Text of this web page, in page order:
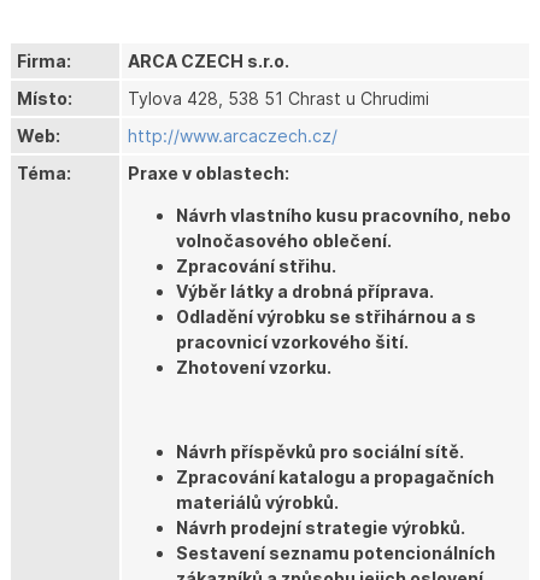
Firma:
ARCA CZECH s.r.o.
Místo:
Tylova 428, 538 51 Chrast u Chrudimi
Web:
http://www.arcaczech.cz/
Téma:
Praxe v oblastech:
Návrh vlastního kusu pracovního, nebo
volnočasového oblečení.
Zpracování střihu.
Výběr látky a drobná příprava.
Odladění výrobku se střihárnou a s
pracovnicí vzorkového šití.
Zhotovení vzorku.
Návrh příspěvků pro sociální sítě.
Zpracování katalogu a propagačních
materiálů výrobků.
Návrh prodejní strategie výrobků.
Sestavení seznamu potencionálních